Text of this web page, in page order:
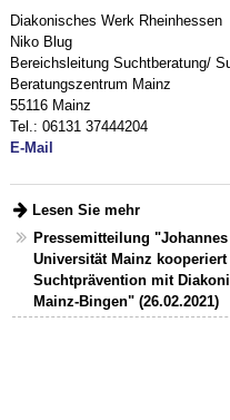
Diakonisches Werk Rheinhessen
Niko Blug
Bereichsleitung Suchtberatung/
Beratungszentrum Mainz
55116 Mainz
Tel.: 06131 37444204
E-Mail
Lesen Sie mehr
Pressemitteilung
Universität Mainz
Suchtprävention mit
Mainz-Bingen" (26.02.2021)